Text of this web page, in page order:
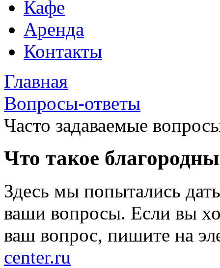
Кафе
Аренда
Контакты
Главная
Вопросы-ответы
Часто задаваемые
Что такое
Здесь мы попытались
ваши вопросы. Если вы
ваш вопрос, пишите на
center.ru